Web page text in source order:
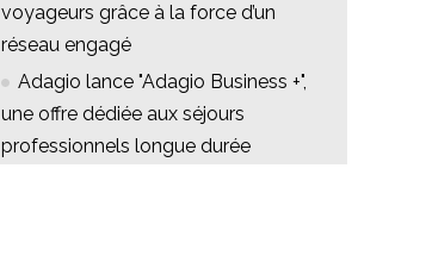
voyageurs grâce à la force d’un
réseau engagé
Adagio lance "Adagio Business +",
une offre dédiée aux séjours
professionnels longue durée